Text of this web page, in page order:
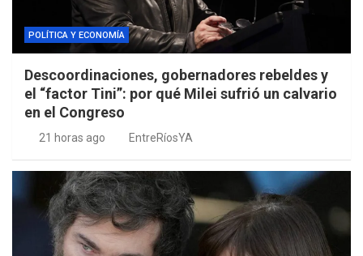
POLÍTICA Y ECONOMÍA
Descoordinaciones, gobernadores rebeldes y
el “factor Tini”: por qué Milei sufrió un calvario
en el Congreso
21 horas ago EntreRíosYA